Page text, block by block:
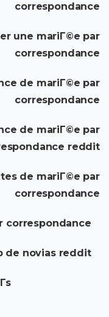
correspondance
une mariГ©e par
correspondance
de mariГ©e par
correspondance
de mariГ©e par
reddit
de mariГ©e par
correspondance
correspondance
de novias reddit